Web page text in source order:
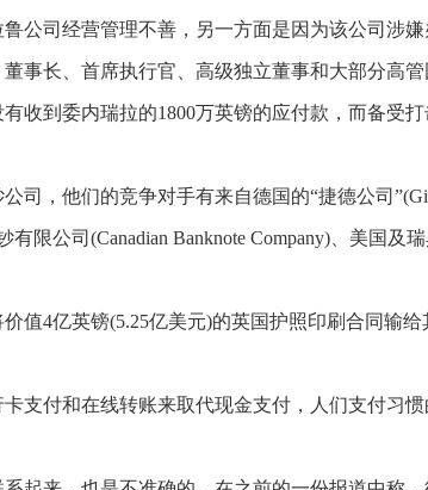
司经营管理不善，另一方面是因为该公司涉嫌
事长、首席执行官、高级独立董事和大部分高管
到委内瑞拉的1800万英镑的应付款，而备受打
，他们的竞争对手有来自德国的“捷德公司
限公司(Canadian Banknote Company)、美国及瑞
4亿英镑(5.25亿美元)的英国护照印刷合同输给
付和在线转账来取代现金支付，人们支付习惯